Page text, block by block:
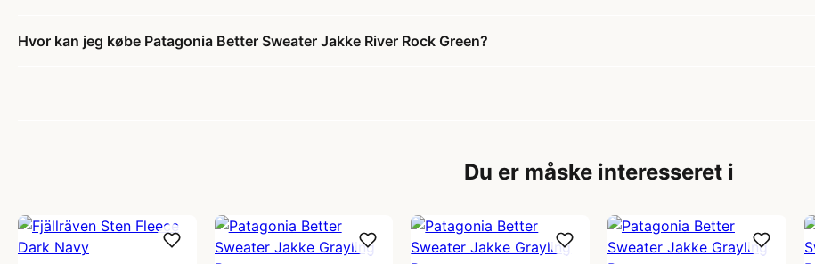
Hvor kan jeg købe Patagonia Better Sweater Jakke River Rock Green?
Du er måske interesseret i